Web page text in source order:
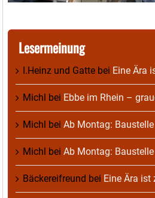
Lesermeinung
I.Heinz und Gatte bei Eine Ära
Michl bei Ebbe im Rhein –
Michl bei Ab Montag:
Michl bei Ab Montag:
Bäckereifreund bei Eine Ära ist